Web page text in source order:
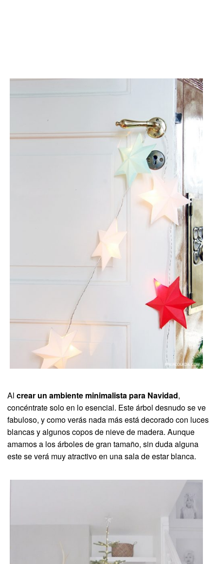
Al crear un ambiente minimalista para Navidad,
concéntrate solo en lo esencial. Este árbol desnudo se ve
fabuloso, y como verás nada más está decorado con luces
blancas y algunos copos de nieve de madera. Aunque
amamos a los árboles de gran tamaño, sin duda alguna
este se verá muy atractivo en una sala de estar blanca.